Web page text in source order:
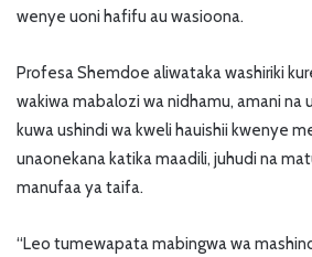
wenye uoni hafifu au wasioona.
Profesa Shemdoe aliwataka washiriki
wakiwa mabalozi wa nidhamu, amani na
kuwa ushindi wa kweli hauishii kwenye
unaonekana katika maadili, juhudi na
manufaa ya taifa.
“Leo tumewapata mabingwa wa